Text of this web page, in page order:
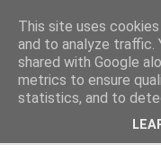
This site uses
and to analyze traffic.
shared with Google
metrics to ensure
statistics, and to